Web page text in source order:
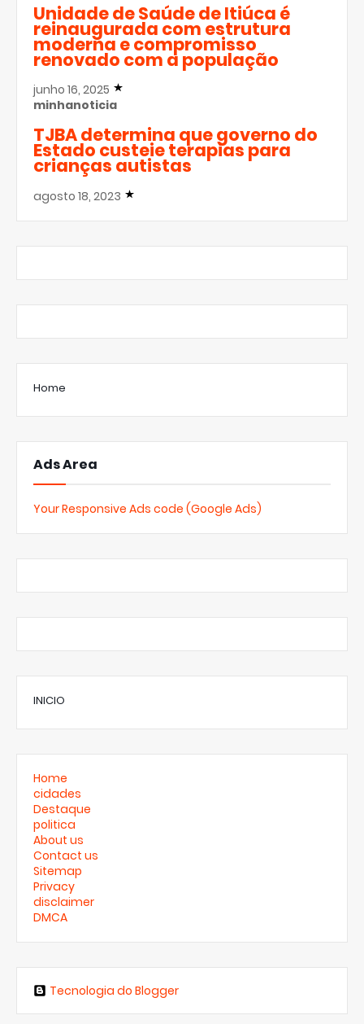
Unidade de Saúde de Itiúca é
reinaugurada com estrutura
moderna e compromisso
renovado com a população
junho 16, 2025
minhanoticia
TJBA determina que governo do
Estado custeie terapias para
crianças autistas
agosto 18, 2023
Home
Ads Area
Your Responsive Ads code (Google Ads)
INICIO
Home
cidades
Destaque
politica
About us
Contact us
Sitemap
Privacy
disclaimer
DMCA
Tecnologia do Blogger